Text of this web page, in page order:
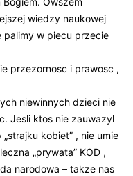
wiedzy naukowej
palimy w piecu przecie
przezornosc i prawosc ,
niewinnych dzieci nie
Jesli ktos nie zauwazyl
kobiet” , nie umie
„prywata” KOD ,
narodowa – takze nas